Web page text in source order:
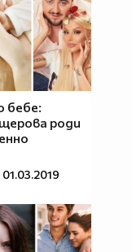
бебе:
роди
01.03.2019